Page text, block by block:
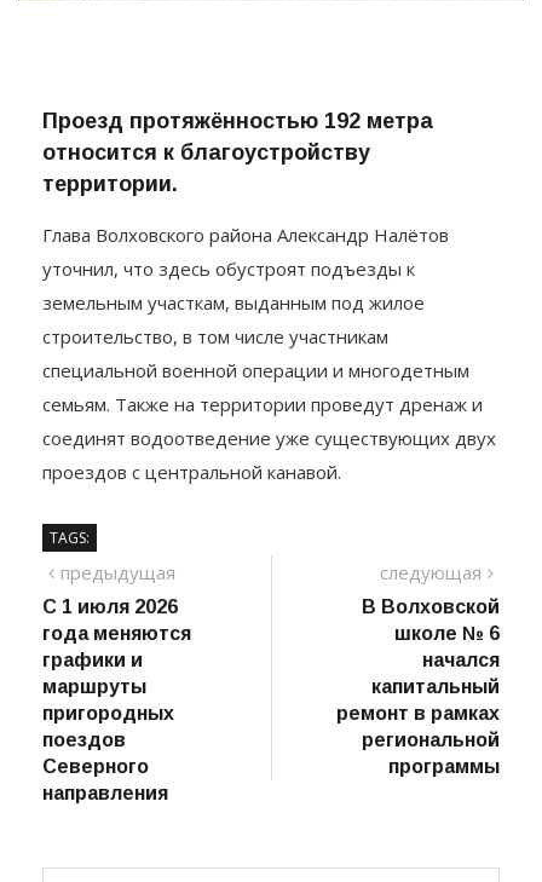
Проезд протяжённостью 192 метра
относится к благоустройству
территории.
Глава Волховского района Александр Налётов
уточнил, что здесь обустроят подъезды к
земельным участкам, выданным под жилое
строительство, в том числе участникам
специальной военной операции и многодетным
семьям. Также на территории проведут дренаж и
соединят водоотведение уже существующих двух
проездов с центральной канавой.
TAGS:
Навигация
по
записям
предыдущая
С 1 июля 2026
года меняются
графики и
маршруты
пригородных
поездов
Северного
направления
следующая
В Волховской
школе № 6
начался
капитальный
ремонт в рамках
региональной
программы